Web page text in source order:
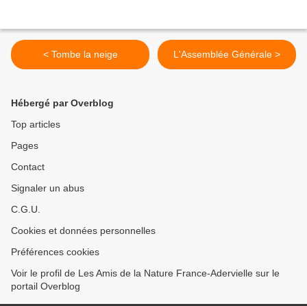
< Tombe la neige L'Assemblée Générale >
Hébergé par Overblog
Top articles
Pages
Contact
Signaler un abus
C.G.U.
Cookies et données personnelles
Préférences cookies
Voir le profil de Les Amis de la Nature France-Adervielle sur le
portail Overblog